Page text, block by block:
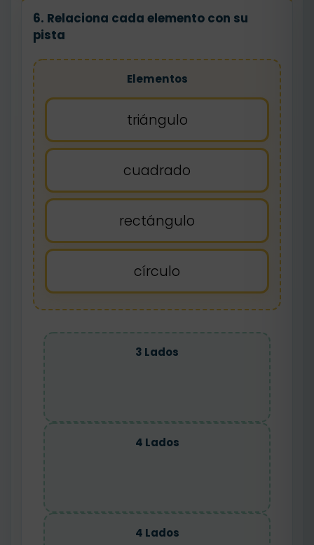
6. Relaciona cada elemento con su
pista
Elementos
triángulo
cuadrado
rectángulo
círculo
3 Lados
4 Lados
4 Lados